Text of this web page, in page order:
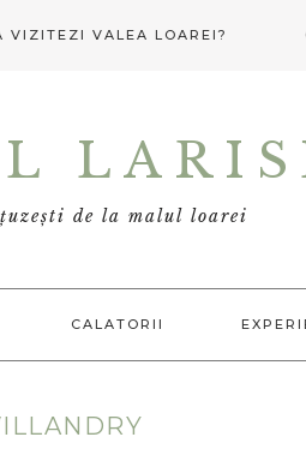
VIZITEZI VALEA LOAREI?
de la malul loarei
CALATORII